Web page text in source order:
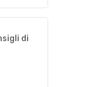
di